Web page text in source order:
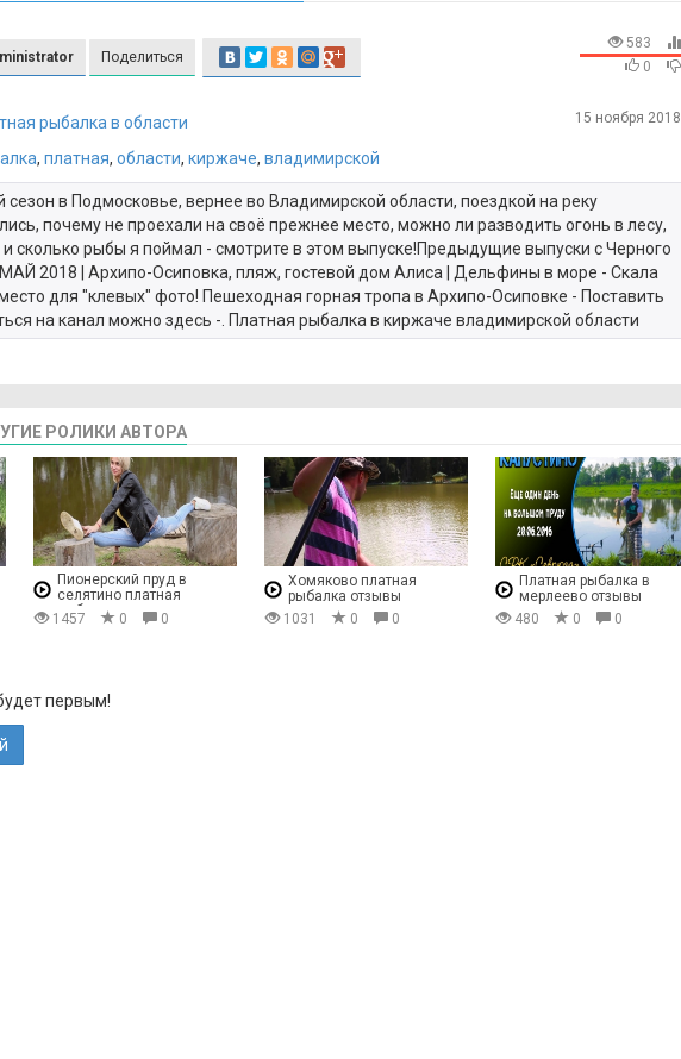
Поделиться
583
0
рыбалка в области
, платная, области, киржаче, владимирской
в Подмосковье, вернее во Владимирской области, поездкой на реку
почему не проехали на своё прежнее место, можно ли разводить огонь в лесу,
сколько рыбы я поймал - смотрите в этом выпуске!Предыдущие выпуски с Черного
2018 | Архипо-Осиповка, пляж, гостевой дом Алиса | Дельфины в море - Скала
для "клевых" фото! Пешеходная горная тропа в Архипо-Осиповке - Поставить
на канал можно здесь -. Платная рыбалка в киржаче владимирской области
15 ноября 2018
РОЛИКИ АВТОРА
Пионерский пруд в
селятино платная
рыбалка отзывы
1457 0 0
Хомяково платная
рыбалка отзывы
1031
0 0
Платная рыбалка в
мерлеево отзывы
480
0 0
первым!